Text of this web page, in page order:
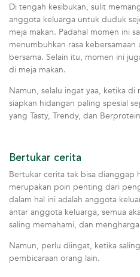
Di tengah kesibukan, sulit
anggota keluarga untuk duduk
meja makan. Padahal momen ini
menumbuhkan rasa
bersama. Selain itu, momen ini
di meja makan.
Namun, selalu ingat yaa, ketika di
siapkan hidangan paling spesial
yang Tasty, Trendy, dan Berprotein
Bertukar cerita
Bertukar cerita tak bisa dianggap
merupakan poin penting dari
dalam hal ini adalah anggota
antar anggota keluarga, semua
saling memahami, dan
Namun, perlu diingat, ketika
pembicaraan orang lain.